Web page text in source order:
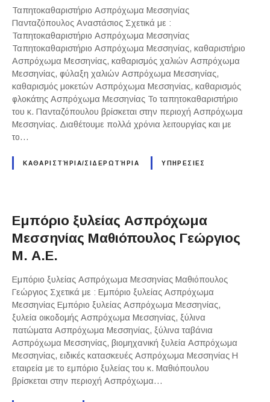
Ταπητοκαθαριστήριο Ασπρόχωμα Μεσσηνίας
Πανταζόπουλος Αναστάσιος Σχετικά με :
Ταπητοκαθαριστήριο Ασπρόχωμα Μεσσηνίας
Ταπητοκαθαριστήριο Ασπρόχωμα Μεσσηνίας, καθαριστήριο
Ασπρόχωμα Μεσσηνίας, καθαρισμός χαλιών Ασπρόχωμα
Μεσσηνίας, φύλαξη χαλιών Ασπρόχωμα Μεσσηνίας,
καθαρισμός μοκετών Ασπρόχωμα Μεσσηνίας, καθαρισμός
φλοκάτης Ασπρόχωμα Μεσσηνίας Το ταπητοκαθαριστήριο
του κ. Πανταζόπουλου βρίσκεται στην περιοχή Ασπρόχωμα
Μεσσηνίας. Διαθέτουμε πολλά χρόνια λειτουργίας και με
το…
ΚΑΘΑΡΙΣΤΉΡΙΑ/ΣΙΔΕΡΩΤΉΡΙΑ ΥΠΗΡΕΣΙΕΣ
Εμπόριο ξυλείας Ασπρόχωμα
Μεσσηνίας Μαθιόπουλος Γεώργιος
Μ. Α.Ε.
Εμπόριο ξυλείας Ασπρόχωμα Μεσσηνίας Μαθιόπουλος
Γεώργιος Σχετικά με : Εμπόριο ξυλείας Ασπρόχωμα
Μεσσηνίας Εμπόριο ξυλείας Ασπρόχωμα Μεσσηνίας,
ξυλεία οικοδομής Ασπρόχωμα Μεσσηνίας, ξύλινα
πατώματα Ασπρόχωμα Μεσσηνίας, ξύλινα ταβάνια
Ασπρόχωμα Μεσσηνίας, βιομηχανική ξυλεία Ασπρόχωμα
Μεσσηνίας, ειδικές κατασκευές Ασπρόχωμα Μεσσηνίας Η
εταιρεία με το εμπόριο ξυλείας του κ. Μαθιόπουλου
βρίσκεται στην περιοχή Ασπρόχωμα…